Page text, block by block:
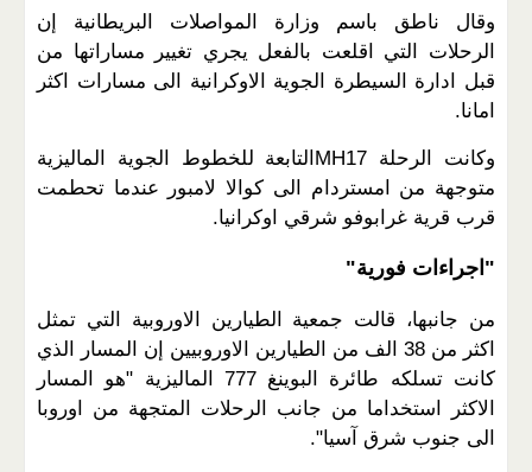
وقال ناطق باسم وزارة المواصلات البريطانية إن
الرحلات التي اقلعت بالفعل يجري تغيير مساراتها من
قبل ادارة السيطرة الجوية الاوكرانية الى مسارات اكثر
امانا.
وكانت الرحلة MH17 التابعة للخطوط الجوية الماليزية
متوجهة من امستردام الى كوالا لامبور عندما تحطمت
قرب قرية غرابوفو شرقي اوكرانيا.
" اجراءات فورية"
من جانبها، قالت جمعية الطيارين الاوروبية التي تمثل
اكثر من 38 الف من الطيارين الاوروبيين إن المسار الذي
كانت تسلكه طائرة البوينغ 777 الماليزية "هو المسار
الاكثر استخداما من جانب الرحلات المتجهة من اوروبا
الى جنوب شرق آسيا."